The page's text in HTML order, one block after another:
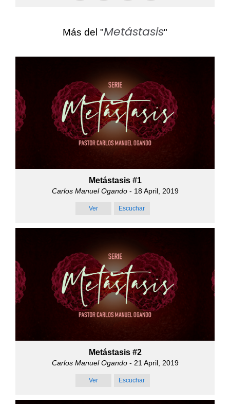
Más del "Metástasis"
Metástasis #1
Carlos Manuel Ogando- 18 April, 2019
Ver Escuchar
Metástasis #2
Carlos Manuel Ogando- 21 April, 2019
Ver Escuchar